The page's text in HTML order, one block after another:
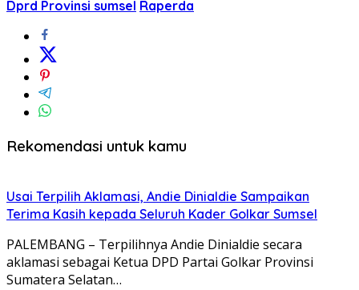
Dprd Provinsi sumsel Raperda
Rekomendasi untuk kamu
Usai Terpilih Aklamasi, Andie Dinialdie Sampaikan
Terima Kasih kepada Seluruh Kader Golkar Sumsel
PALEMBANG – Terpilihnya Andie Dinialdie secara
aklamasi sebagai Ketua DPD Partai Golkar Provinsi
Sumatera Selatan…